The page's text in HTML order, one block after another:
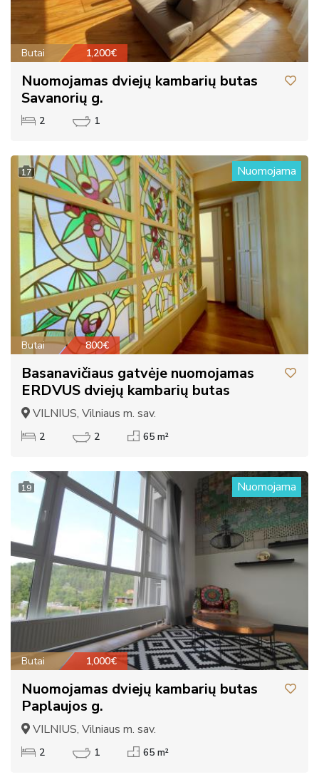
Butai 1,200€
Nuomojamas dviejų kambarių butas
Savanorių g.
2 1
17 Nuomojama
Butai 800€
Basanavičiaus gatvėje nuomojamas
ERDVUS dviejų kambarių butas
VILNIUS, Vilniaus m. sav.
2 2 65 m²
19 Nuomojama
Butai 1,000€
Nuomojamas dviejų kambarių butas
Paplaujos g.
VILNIUS, Vilniaus m. sav.
2 1 65 m²